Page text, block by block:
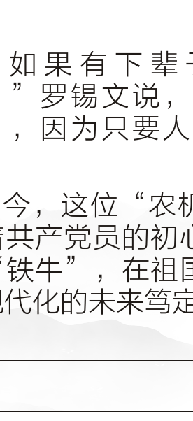
如果有下
”罗锡文说
因为只要
，这位“农
产党员的初
牛”，在祖
化的未来笃